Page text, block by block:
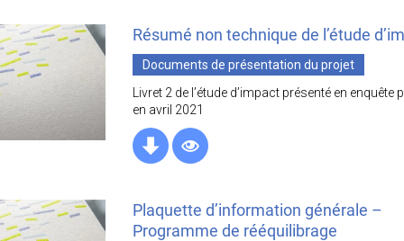
Résumé non technique de l’étude
Documents de présentation du projet
Livret 2 de l’étude d’impact présenté en enquête
en avril 2021
Plaquette d’information générale –
Programme de rééquilibrage